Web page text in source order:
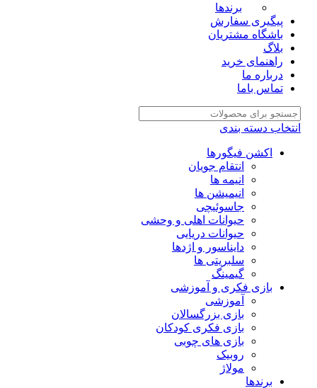
برندها
پیگیری سفارش
باشگاه مشتریان
بلاگ
راهنمای خرید
درباره ما
تماس باما
دسته بندی
اکشن فیگورها
انتقام جویان
انیمه ها
انیمیشن ها
جاسوئیچی
حیوانات اهلی و وحشی
حیوانات دریایی
دایناسور و اژدها
سلبریتی ها
گیمینگ
بازی فکری و آموزشی
آموزشی
بازی بزرگسالان
بازی فکری کودکان
بازی های چوبی
روبیک
مولاژ
برندها